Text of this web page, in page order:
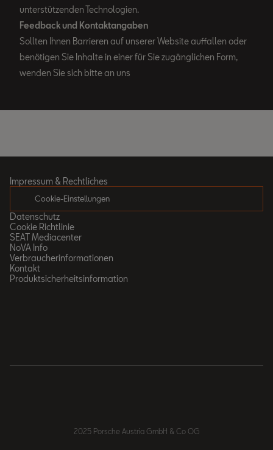
unterstützenden Technologien.
Feedback und Kontaktangaben
Sollten Ihnen Barrieren auf unserer Website auffallen oder
benötigen Sie Inhalte in einer für Sie zugänglichen Form,
wenden Sie sich bitte an uns
Impressum & Rechtliches
Cookie-Einstellungen
Datenschutz
Cookie Richtlinie
SEAT Mediacenter
NoVA Info
Verbraucherinformationen
Kontakt
Produktsicherheitsinformation
2025 Porsche Austria GmbH & Co OG